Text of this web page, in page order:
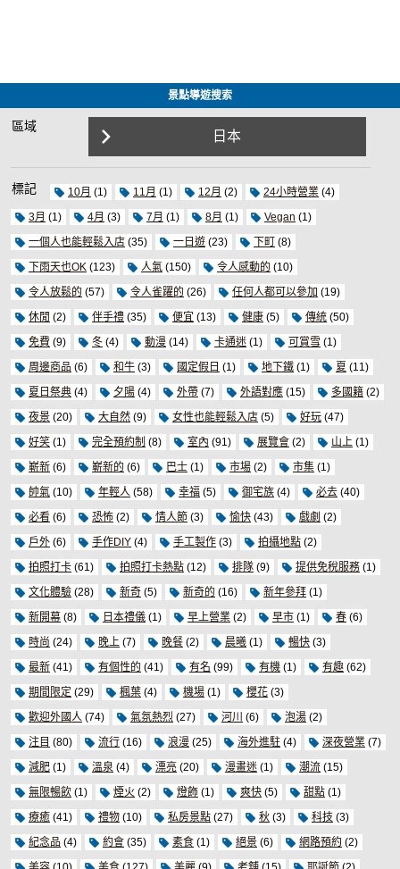
景點導遊搜索
區域
日本
標記 10月 (1) 11月 (1) 12月 (2) 24小時營業 (4)
3月 (1) 4月 (3) 7月 (1) 8月 (1) Vegan (1)
一個人也能輕鬆入店 (35) 一日遊 (23) 下町 (8)
下雨天也OK (123) 人氣 (150) 令人感動的 (10)
令人放鬆的 (57) 令人雀躍的 (26) 任何人都可以參加 (19)
休閒 (2) 伴手禮 (35) 便宜 (13) 健康 (5) 傳統 (50)
免費 (9) 冬 (4) 動漫 (14) 卡通迷 (1) 可賞雪 (1)
周邊商品 (6) 和牛 (3) 國定假日 (1) 地下鐵 (1) 夏 (11)
夏日祭典 (4) 夕陽 (4) 外帶 (7) 外語對應 (15) 多國籍 (2)
夜景 (20) 大自然 (9) 女性也能輕鬆入店 (5) 好玩 (47)
好笑 (1) 完全預約制 (8) 室內 (91) 展覽會 (2) 山上 (1)
嶄新 (6) 嶄新的 (6) 巴士 (1) 市場 (2) 市集 (1)
帥氣 (10) 年輕人 (58) 幸福 (5) 御宅族 (4) 必去 (40)
必看 (6) 恐怖 (2) 情人節 (3) 愉快 (43) 戲劇 (2)
戶外 (6) 手作DIY (4) 手工製作 (3) 拍攝地點 (2)
拍照打卡 (61) 拍照打卡熱點 (12) 排隊 (9) 提供免稅服務 (1)
文化體驗 (28) 新奇 (5) 新奇的 (16) 新年參拜 (1)
新開幕 (8) 日本禮儀 (1) 早上營業 (2) 早市 (1) 春 (6)
時尚 (24) 晚上 (7) 晚餐 (2) 晨曦 (1) 暢快 (3)
最新 (41) 有個性的 (41) 有名 (99) 有機 (1) 有趣 (62)
期間限定 (29) 楓葉 (4) 機場 (1) 櫻花 (3)
歡迎外國人 (74) 氣氛熱烈 (27) 河川 (6) 泡湯 (2)
注目 (80) 流行 (16) 浪漫 (25) 海外進駐 (4) 深夜營業 (7)
減肥 (1) 溫泉 (4) 漂亮 (20) 漫畫迷 (1) 潮流 (15)
無限暢飲 (1) 煙火 (2) 燈飾 (1) 爽快 (5) 甜點 (1)
療癒 (41) 禮物 (10) 私房景點 (27) 秋 (3) 科技 (3)
紀念品 (4) 約會 (35) 素食 (1) 絕景 (6) 網路預約 (2)